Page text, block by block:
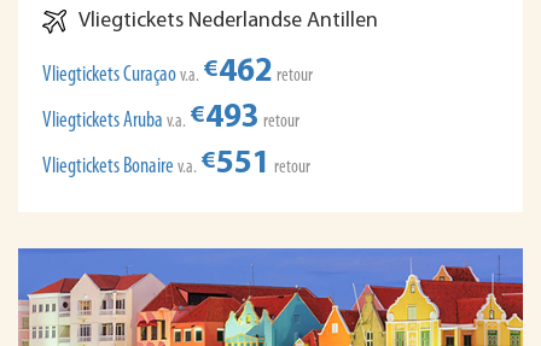
Vliegtickets Nederlandse Antillen
Vliegtickets Curaçao v.a. €462 retour
Vliegtickets Aruba v.a. €493 retour
Vliegtickets Bonaire v.a. €551 retour